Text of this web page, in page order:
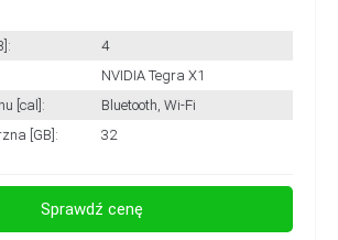
4
NVIDIA Tegra X1
[cal]:
Bluetooth, Wi-Fi
[GB]:
32
Sprawdź cenę